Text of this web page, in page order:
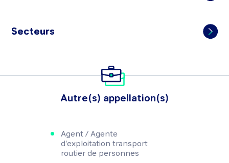
Secteurs
Autre(s) appellation(s)
Agent / Agente
d'exploitation transport
routier de personnes